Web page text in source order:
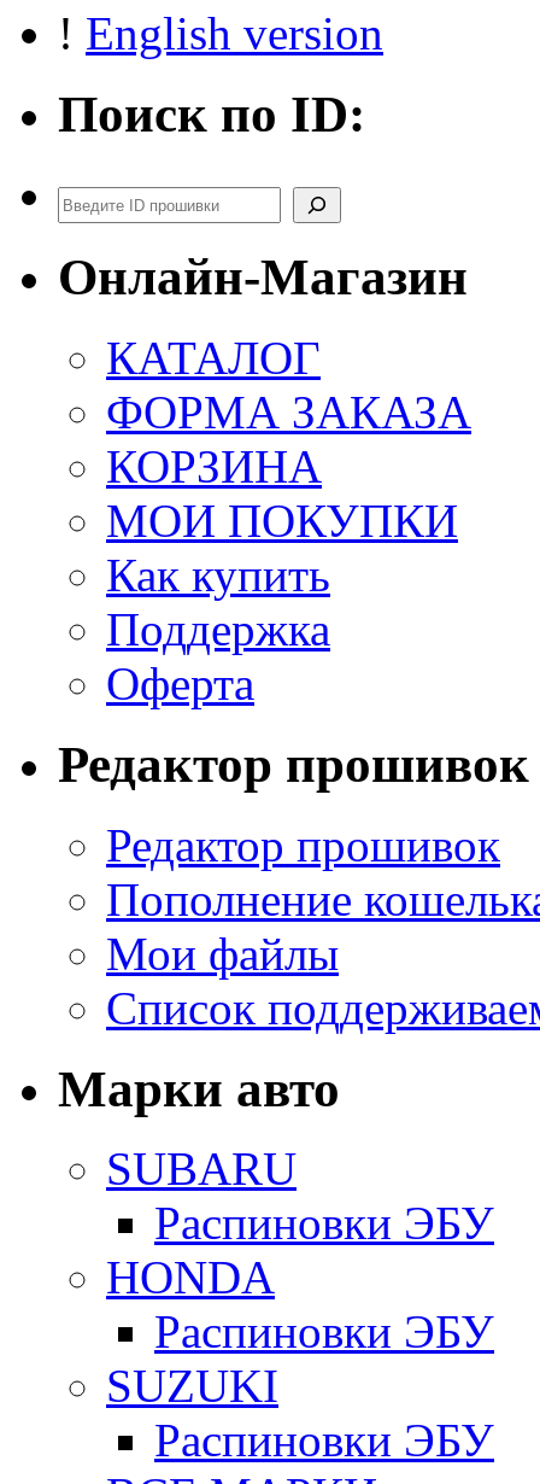
! English version
Поиск по ID:
Поиск
Онлайн-Магазин
КАТАЛОГ
ФОРМА ЗАКАЗА
КОРЗИНА
МОИ ПОКУПКИ
Как купить
Поддержка
Оферта
Редактор прошивок
Редактор прошивок
Пополнение
Мои файлы
Список
Марки авто
SUBARU
Распиновки ЭБУ
HONDA
Распиновки ЭБУ
SUZUKI
Распиновки ЭБУ